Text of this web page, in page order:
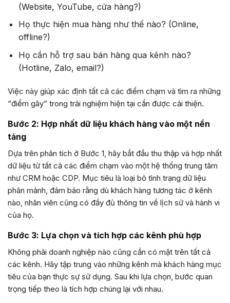
(Website, YouTube, cửa hàng?)
Họ thực hiện mua hàng như thế nào? (Online,
offline?)
Họ cần hỗ trợ sau bán hàng qua kênh nào?
(Hotline, Zalo, email?)
Việc này giúp xác định tất cả các điểm chạm và tìm ra những
“điểm gãy” trong trải nghiệm hiện tại cần được cải thiện.
Bước 2: Hợp nhất dữ liệu khách hàng vào một nền
tảng
Dựa trên phân tích ở Bước 1, hãy bắt đầu thu thập và hợp nhất
dữ liệu từ tất cả các điểm chạm vào một hệ thống trung tâm
như CRM hoặc CDP. Mục tiêu là loại bỏ tình trạng dữ liệu
phân mảnh, đảm bảo rằng dù khách hàng tương tác ở kênh
nào, nhân viên cũng có đầy đủ thông tin về lịch sử và hành vi
của họ.
Bước 3: Lựa chọn và tích hợp các kênh phù hợp
Không phải doanh nghiệp nào cũng cần có mặt trên tất cả
các kênh. Hãy tập trung vào những kênh mà khách hàng mục
tiêu của bạn thực sự sử dụng. Sau khi lựa chọn, bước quan
trọng tiếp theo là tích hợp chúng lại với nhau.